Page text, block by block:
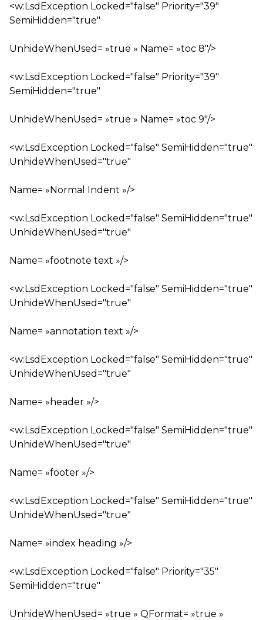
<w:LsdException Locked="false" Priority="39"
SemiHidden="true"
UnhideWhenUsed= »true » Name= »toc 8″/>
<w:LsdException Locked="false" Priority="39"
SemiHidden="true"
UnhideWhenUsed= »true » Name= »toc 9″/>
<w:LsdException Locked="false" SemiHidden="true"
UnhideWhenUsed="true"
Name= »Normal Indent »/>
<w:LsdException Locked="false" SemiHidden="true"
UnhideWhenUsed="true"
Name= »footnote text »/>
<w:LsdException Locked="false" SemiHidden="true"
UnhideWhenUsed="true"
Name= »annotation text »/>
<w:LsdException Locked="false" SemiHidden="true"
UnhideWhenUsed="true"
Name= »header »/>
<w:LsdException Locked="false" SemiHidden="true"
UnhideWhenUsed="true"
Name= »footer »/>
<w:LsdException Locked="false" SemiHidden="true"
UnhideWhenUsed="true"
Name= »index heading »/>
<w:LsdException Locked="false" Priority="35"
SemiHidden="true"
UnhideWhenUsed= »true » QFormat= »true »